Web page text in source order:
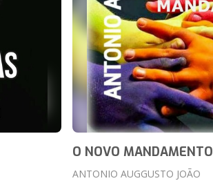
O NOVO MANDAMENTO
ANTONIO AUGGUSTO JOÃO